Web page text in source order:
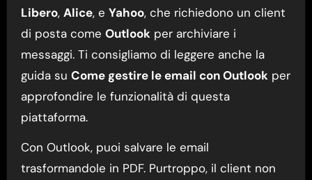
Libero, Alice, e Yahoo, che richiedono un client
di posta come Outlookper archiviare i
messaggi. Ti consigliamo di leggere anche la
guida su Come gestire le email con Outlookper
approfondire le funzionalità di questa
piattaforma.
Con Outlook, puoi salvare le email
trasformandole in PDF. Purtroppo, il client non